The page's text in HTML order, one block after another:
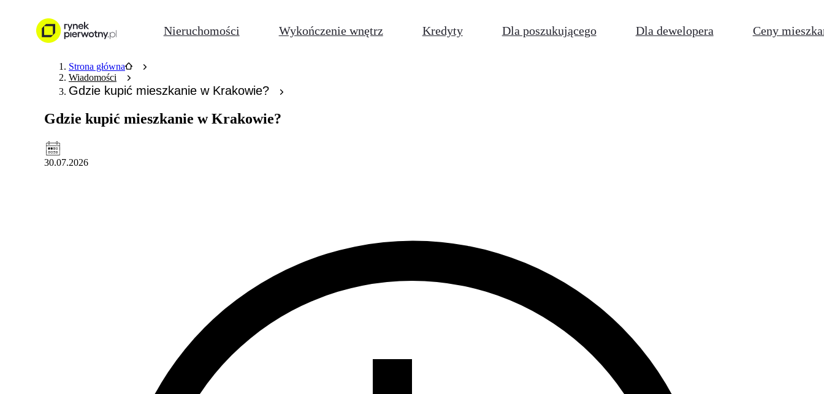
Nieruchomości Wykończenie wnętrz Kredyty Dla poszukującego Dla dewelopera Ceny
Strona główna
Wiadomości
Gdzie kupić mieszkanie w Krakowie?
Gdzie kupić mieszkanie w Krakowie?
30.07.2026